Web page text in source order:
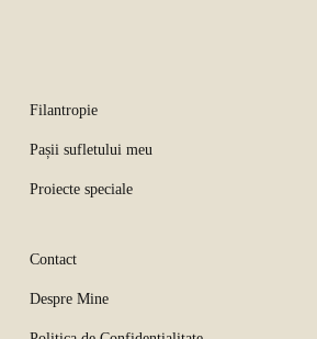
Filantropie
Pașii sufletului meu
Proiecte speciale
Contact
Despre Mine